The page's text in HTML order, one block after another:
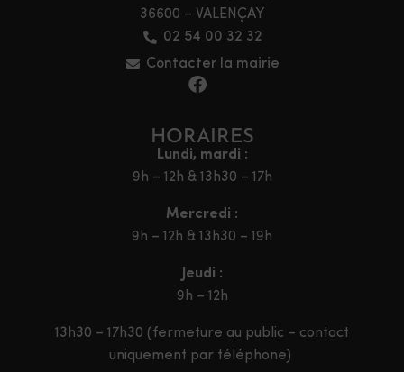
36600 – VALENÇAY
02 54 00 32 32
Contacter la mairie
HORAIRES
Lundi, mardi :
9h – 12h & 13h30 – 17h
Mercredi :
9h – 12h & 13h30 – 19h
Jeudi :
9h – 12h
13h30 – 17h30 (fermeture au public – contact
uniquement par téléphone)